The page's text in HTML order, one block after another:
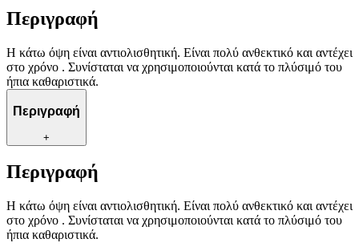
Περιγραφή
H κάτω όψη είναι αντιολισθητική. Είναι πολύ ανθεκτικό και αντέχει
στο χρόνο . Συνίσταται να χρησιμοποιούνται κατά το πλύσιμό του
ήπια καθαριστικά.
Περιγραφή
+
Περιγραφή
H κάτω όψη είναι αντιολισθητική. Είναι πολύ ανθεκτικό και αντέχει
στο χρόνο . Συνίσταται να χρησιμοποιούνται κατά το πλύσιμό του
ήπια καθαριστικά.